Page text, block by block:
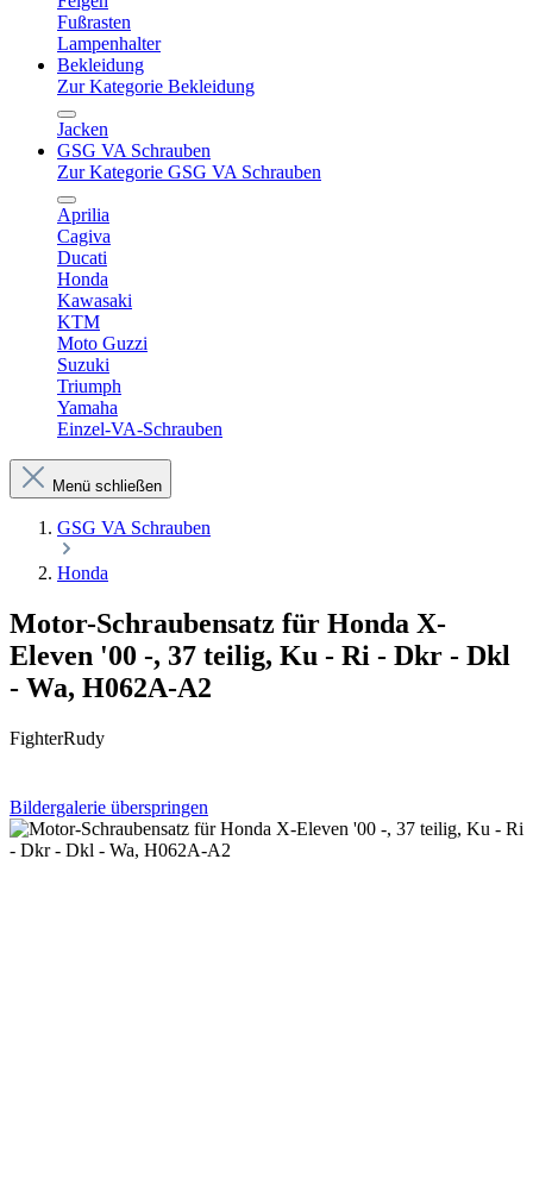
Fußrasten
Lampenhalter
Bekleidung
Zur Kategorie Bekleidung
Jacken
GSG VA Schrauben
Zur Kategorie GSG VA Schrauben
Aprilia
Cagiva
Ducati
Honda
Kawasaki
KTM
Moto Guzzi
Suzuki
Triumph
Yamaha
Einzel-VA-Schrauben
Menü schließen
GSG VA Schrauben
Honda
Motor-Schraubensatz für Honda X-
Eleven '00 -, 37 teilig, Ku - Ri - Dkr - Dkl
- Wa, H062A-A2
FighterRudy
Bildergalerie überspringen